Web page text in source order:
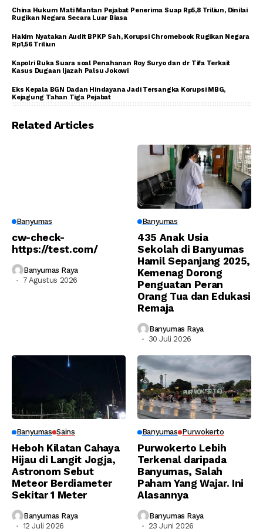
China Hukum Mati Mantan Pejabat Penerima Suap Rp5,8 Triliun, Dinilai
Rugikan Negara Secara Luar Biasa
Hakim Nyatakan Audit BPKP Sah, Korupsi Chromebook Rugikan Negara
Rp1,56 Triliun
Kapolri Buka Suara soal Penahanan Roy Suryo dan dr Tifa Terkait
Kasus Dugaan Ijazah Palsu Jokowi
Eks Kepala BGN Dadan Hindayana Jadi Tersangka Korupsi MBG,
Kejagung Tahan Tiga Pejabat
Related Articles
Banyumas
cw-check-
https://test.com/
Banyumas Raya
7 Agustus 2026
Banyumas
435 Anak Usia
Sekolah di Banyumas
Hamil Sepanjang 2025,
Kemenag Dorong
Penguatan Peran
Orang Tua dan Edukasi
Remaja
Banyumas Raya
30 Juli 2026
Banyumas Sains
Heboh Kilatan Cahaya
Hijau di Langit Jogja,
Astronom Sebut
Meteor Berdiameter
Sekitar 1 Meter
Banyumas Raya
12 Juli 2026
Banyumas Purwokerto
Purwokerto Lebih
Terkenal daripada
Banyumas, Salah
Paham Yang Wajar. Ini
Alasannya
Banyumas Raya
23 Juni 2026